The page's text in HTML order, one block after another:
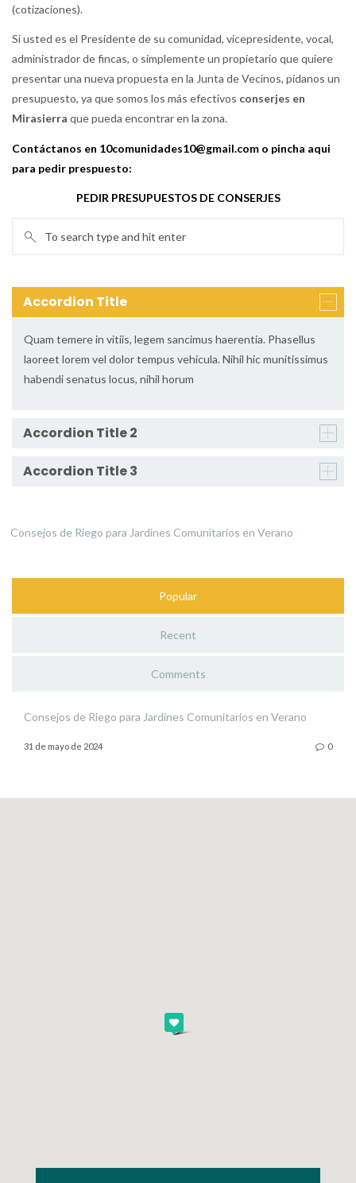
(cotizaciones).
Si usted es el Presidente de su comunidad, vicepresidente, vocal,
administrador de fincas, o simplemente un propietario que quiere
presentar una nueva propuesta en la Junta de Vecinos, pídanos un
presupuesto, ya que somos los más efectivos conserjes en
Mirasierra que pueda encontrar en la zona.
Contáctanos en 10comunidades10@gmail.com o pincha aqui
para pedir prespuesto:
PEDIR PRESUPUESTOS DE CONSERJES
Accordion Title
Quam temere in vitiis, legem sancimus haerentia. Phasellus
laoreet lorem vel dolor tempus vehicula. Nihil hic munitissimus
habendi senatus locus, nihil horum
Accordion Title 2
Accordion Title 3
Consejos de Riego para Jardines Comunitarios en Verano
Popular
Recent
Comments
Consejos de Riego para Jardines Comunitarios en Verano
31 de mayo de 2024 0